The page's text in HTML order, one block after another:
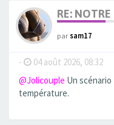
RE:
parsam17
- 04 août 2026, 08:32
@Jolicouple Un
température.